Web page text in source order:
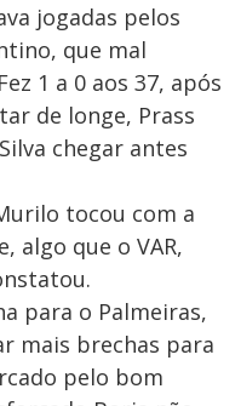
jogadas pelos
que mal
1 a 0 aos 37, após
de longe, Prass
chegar antes
tocou com a
algo que o VAR,
para o Palmeiras,
mais brechas para
pelo bom